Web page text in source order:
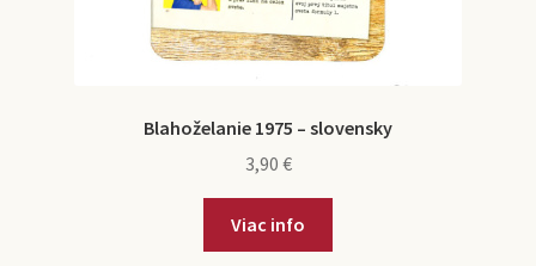
Blahoželanie 1975 – slovensky
3,90 €
Viac info